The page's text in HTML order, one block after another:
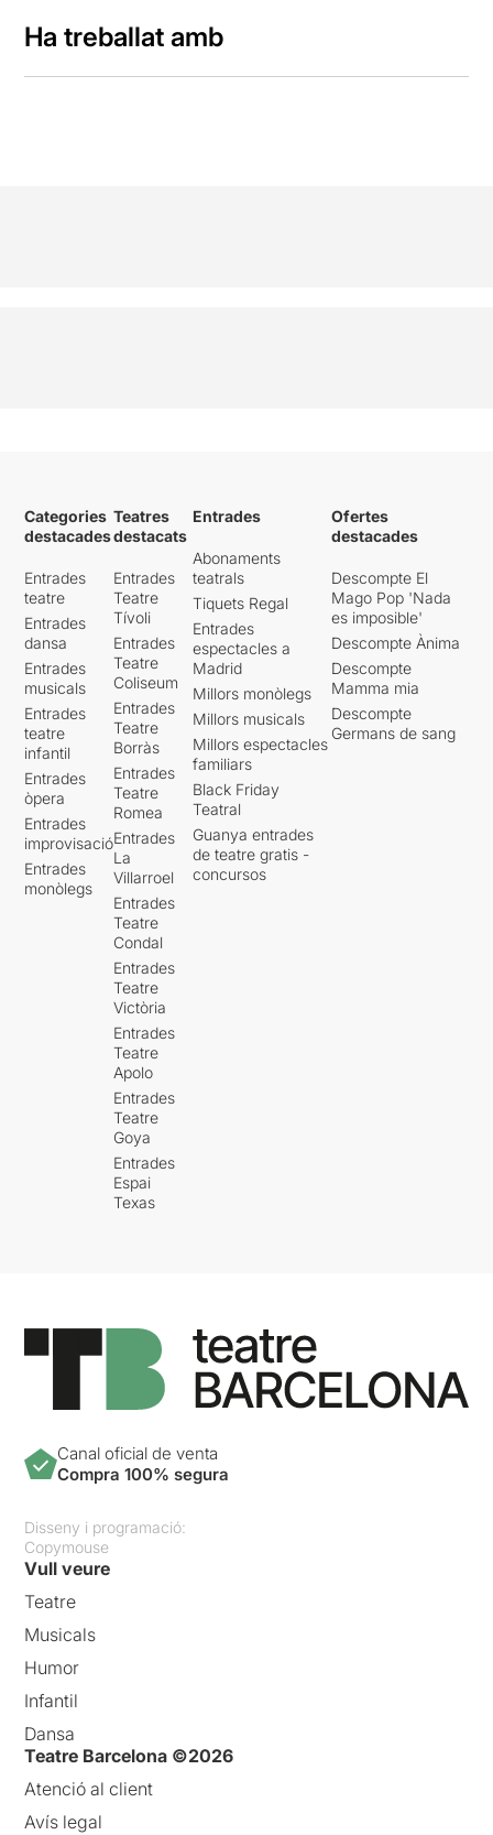
Ha treballat amb
Categories
destacades
Entrades
teatre
Entrades
dansa
Entrades
musicals
Entrades
teatre
infantil
Entrades
òpera
Entrades
improvisació
Entrades
monòlegs
Teatres
destacats
Entrades
Teatre
Tívoli
Entrades
Teatre
Coliseum
Entrades
Teatre
Borràs
Entrades
Teatre
Romea
Entrades
La
Villarroel
Entrades
Teatre
Condal
Entrades
Teatre
Victòria
Entrades
Teatre
Apolo
Entrades
Teatre
Goya
Entrades
Espai
Texas
Entrades
Abonaments
teatrals
Tiquets Regal
Entrades
espectacles a
Madrid
Millors monòlegs
Millors musicals
Millors espectacles
familiars
Black Friday
Teatral
Guanya entrades
de teatre gratis -
concursos
Ofertes
destacades
Descompte El
Mago Pop 'Nada
es imposible'
Descompte Ànima
Descompte
Mamma mia
Descompte
Germans de sang
Canal oficial de venta
Compra 100% segura
Disseny i programació:
Copymouse
Vull veure
Teatre
Musicals
Humor
Infantil
Dansa
Teatre Barcelona ©2026
Atenció al client
Avís legal